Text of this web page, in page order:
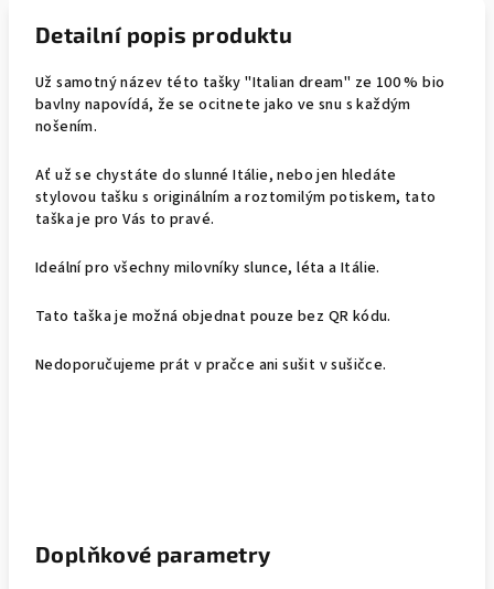
Detailní popis produktu
Už samotný název této tašky "Italian dream" ze 100 % bio
bavlny napovídá, že se ocitnete jako ve snu s každým
nošením.
Ať už se chystáte do slunné Itálie, nebo jen hledáte
stylovou tašku s originálním a roztomilým potiskem, tato
taška je pro Vás to pravé.
Ideální pro všechny milovníky slunce, léta a Itálie.
Tato taška je možná objednat pouze bez QR kódu.
Nedoporučujeme prát v pračce ani sušit v sušičce.
Doplňkové parametry